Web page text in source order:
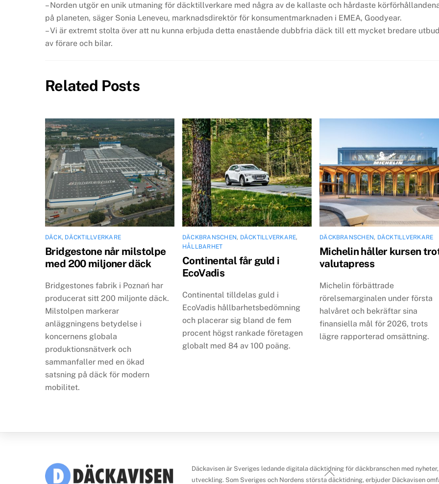
– Norden utgör en unik utmaning för däcktillverkare med några av de kallaste och hårdaste
på planeten, säger Sonia Leneveu, marknadsdirektör för konsumentmarknaden i EMEA, Goodyear.
– Vi är extremt stolta över att nu kunna erbjuda detta enastående dubbfria däck till ett mycket bredare
av förare och bilar.
Related Posts
DÄCK, DÄCKTILLVERKARE
Bridgestone når milstolpe
med 200 miljoner däck
Bridgestones fabrik i Poznań har
producerat sitt 200 miljonte däck.
Milstolpen markerar
anläggningens betydelse i
koncernens globala
produktionsnätverk och
sammanfaller med en ökad
satsning på däck för modern
mobilitet.
DÄCKBRANSCHEN, DÄCKTILLVERKARE,
HÅLLBARHET
Continental får guld i
EcoVadis
Continental tilldelas guld i
EcoVadis hållbarhetsbedömning
och placerar sig bland de fem
procent högst rankade företagen
globalt med 84 av 100 poäng.
DÄCKBRANSCHEN, DÄCKTILLVERKARE
Michelin håller kursen
valutapress
Michelin förbättrade
rörelsemarginalen under första
halvåret och bekräftar sina
finansiella mål för 2026, trots
lägre rapporterad omsättning.
Back
Däckavisen är Sveriges ledande digitala däcktidning för däckbranschen med
utveckling. Som Sveriges och Nordens största däcktidning, erbjuder Däckavisen